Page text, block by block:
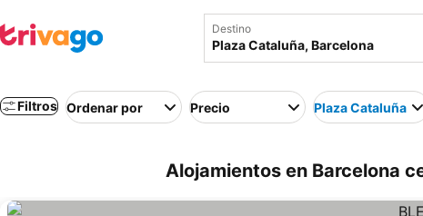
Destino
Filtros Ordenar por Precio Plaza Cataluña
Alojamientos en Barcelona